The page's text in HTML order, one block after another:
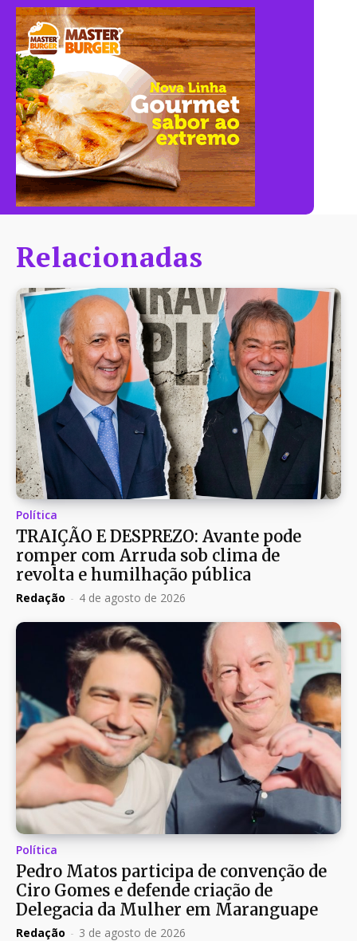
Relacionadas
Política
TRAIÇÃO E DESPREZO: Avante pode
romper com Arruda sob clima de
revolta e humilhação pública
Redação - 4 de agosto de 2026
Política
Pedro Matos participa de convenção de
Ciro Gomes e defende criação de
Delegacia da Mulher em Maranguape
Redação - 3 de agosto de 2026